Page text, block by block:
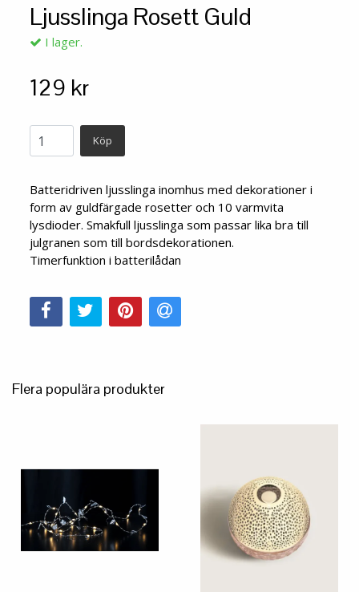
Ljusslinga Rosett Guld
I lager.
129 kr
Köp
Batteridriven ljusslinga inomhus med dekorationer i
form av guldfärgade rosetter och 10 varmvita
lysdioder. Smakfull ljusslinga som passar lika bra till
julgranen som till bordsdekorationen.
Timerfunktion i batterilådan
Flera populära produkter